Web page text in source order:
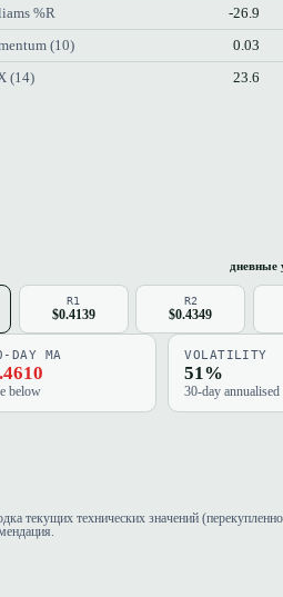
%R -26.9
(10) 0.03
(14) 23.6
дневные
R1
$0.4139
R2
$0.4349
DAY MA
below
VOLATILITY
51%
30-day annualised
текущих технических значений